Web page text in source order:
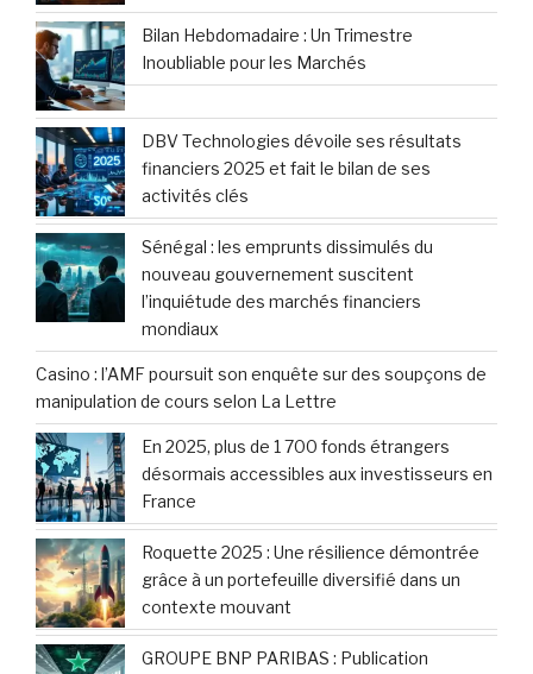
Bilan Hebdomadaire : Un Trimestre
Inoubliable pour les Marchés
DBV Technologies dévoile ses résultats
financiers 2025 et fait le bilan de ses
activités clés
Sénégal : les emprunts dissimulés du
nouveau gouvernement suscitent
l’inquiétude des marchés financiers
mondiaux
Casino : l’AMF poursuit son enquête sur des soupçons de
manipulation de cours selon La Lettre
En 2025, plus de 1 700 fonds étrangers
désormais accessibles aux investisseurs en
France
Roquette 2025 : Une résilience démontrée
grâce à un portefeuille diversifié dans un
contexte mouvant
GROUPE BNP PARIBAS : Publication